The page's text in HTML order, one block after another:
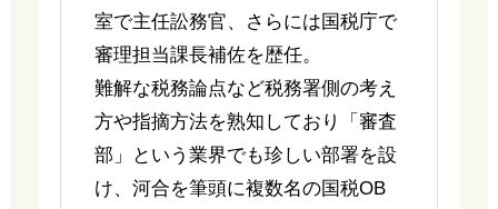
室で主任訟務官、さらには国税庁で
審理担当課長補佐を歴任。
難解な税務論点など税務署側の考え
方や指摘方法を熟知しており「審査
部」という業界でも珍しい部署を設
け、河合を筆頭に複数名の国税OB